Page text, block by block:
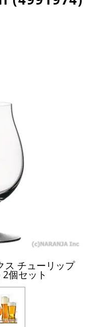
ス チューリップ
個セット